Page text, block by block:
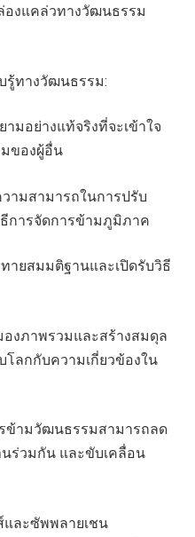
องแคล่วทางวัฒนธรรม
ทางวัฒนธรรม:
มอย่างแท้จริงที่จะเข้าใจ
ของผู้อื่น
ามสามารถในการปรับ
การจัดการข้ามภูมิภาค
ายสมมติฐานและเปิดรับวิธี
งภาพรวมและสร้างสมดุล
ลกกับความเกี่ยวข้องใน
ข้ามวัฒนธรรมสามารถลด
นร่วมกัน และขับเคลื่อน
และซัพพลายเชน